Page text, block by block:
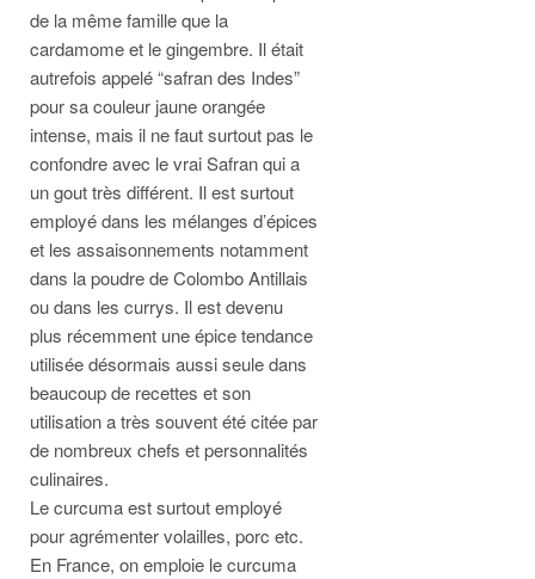
de la même famille que la
cardamome et le gingembre. Il était
autrefois appelé “safran des Indes”
pour sa couleur jaune orangée
intense, mais il ne faut surtout pas le
confondre avec le vrai Safran qui a
un gout très différent. Il est surtout
employé dans les mélanges d’épices
et les assaisonnements notamment
dans la poudre de Colombo Antillais
ou dans les currys. Il est devenu
plus récemment une épice tendance
utilisée désormais aussi seule dans
beaucoup de recettes et son
utilisation a très souvent été citée par
de nombreux chefs et personnalités
culinaires.
Le curcuma est surtout employé
pour agrémenter volailles, porc etc.
En France, on emploie le curcuma